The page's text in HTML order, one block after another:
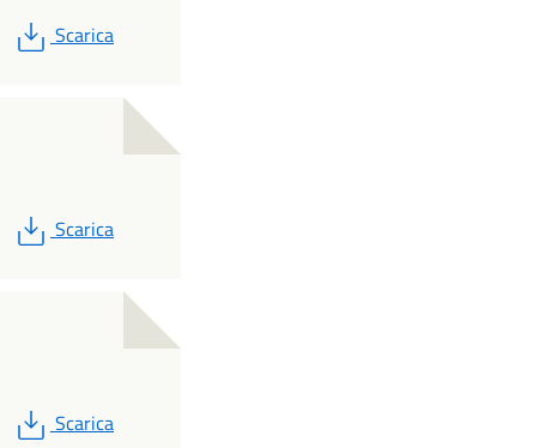
PDF
Scarica
PDF
Scarica
PDF
Scarica